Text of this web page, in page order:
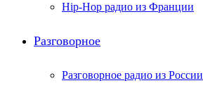
Hip-Hop радио из Франции
Разговорное
Разговорное радио из России